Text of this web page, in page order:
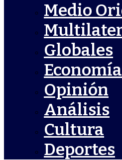
Medio
Globales
Opinión
Análisis
Cultura
Deportes